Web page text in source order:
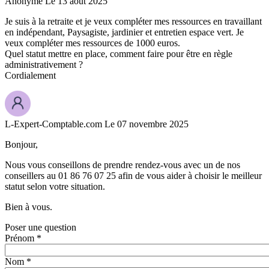
Je suis à la retraite et je veux compléter mes ressources en travaillant
en indépendant, Paysagiste, jardinier et entretien espace vert. Je
veux compléter mes ressources de 1000 euros.
Quel statut mettre en place, comment faire pour être en règle
administrativement ?
Cordialement
L-Expert-Comptable.com Le 07 novembre 2025
Bonjour,
Nous vous conseillons de prendre rendez-vous avec un de nos
conseillers au 01 86 76 07 25 afin de vous aider à choisir le meilleur
statut selon votre situation.
Bien à vous.
Poser une question
Prénom *
Nom *